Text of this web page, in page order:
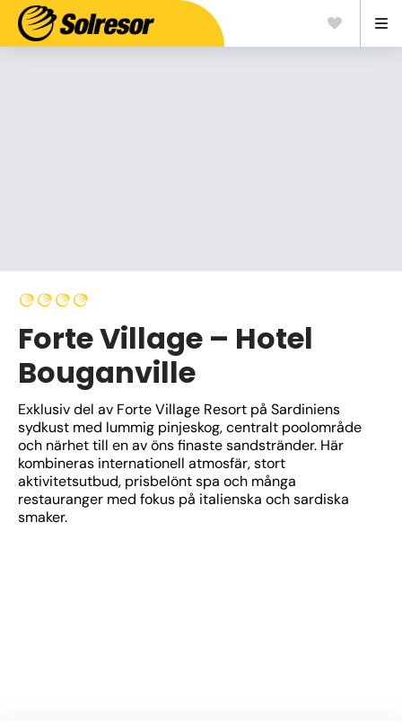
Forte Village – Hotel
Bouganville
Exklusiv del av Forte Village Resort på Sardiniens
sydkust med lummig pinjeskog, centralt poolområde
och närhet till en av öns finaste sandstränder. Här
kombineras internationell atmosfär, stort
aktivitetsutbud, prisbelönt spa och många
restauranger med fokus på italienska och sardiska
smaker.